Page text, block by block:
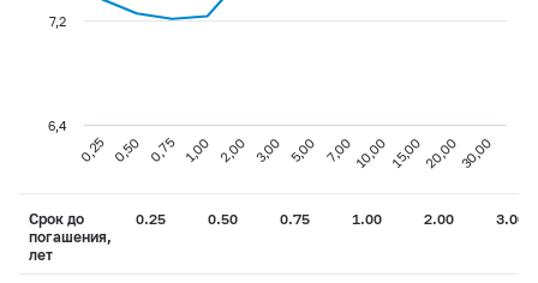
0,25 0,50 0,75 1,00 2,00 3,00 5,00 7,00 10,00 15,0020,0030,00
6,4
7,2
Срок до
погашения,
лет
0.25 0.50 0.75 1.00 2.00 3.00